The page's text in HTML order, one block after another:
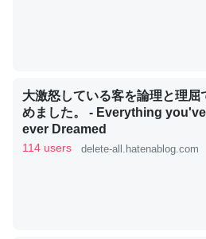
論文では「淡水はカルシウムも酸
利だから両方が拮抗してるので
いる鋏角類（カブトガニ・ウミグ
─ニュース :: 【研究発表】昆虫学の大問
いのか」に関する新仮説
これを元に考えるとカルシウムを
大激怒している客を論理と理屈
めました。 - Everything you've
ever Dreamed
114 users delete-all.hatenablog.com